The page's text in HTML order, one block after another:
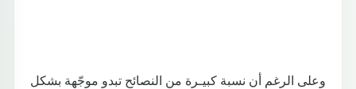
وعلى الرغم أن نسبة كبيـرة من النصائح تبدو موجّهة بشكل